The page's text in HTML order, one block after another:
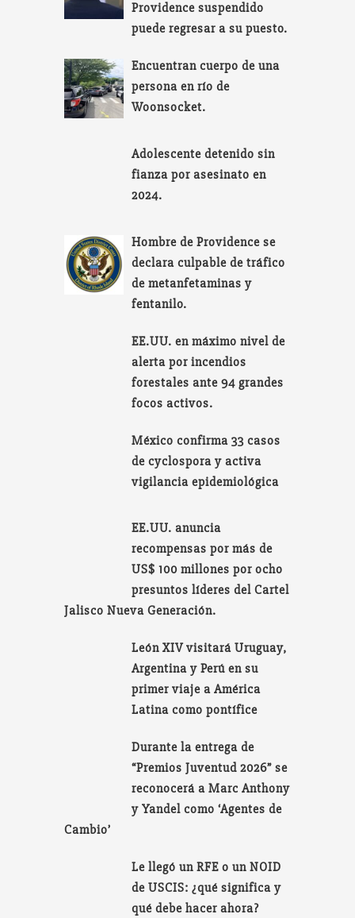
Providence suspendido
puede regresar a su puesto.
Encuentran cuerpo de una
persona en río de
Woonsocket.
Adolescente detenido sin
fianza por asesinato en
2024.
Hombre de Providence se
declara culpable de tráfico
de metanfetaminas y
fentanilo.
EE.UU. en máximo nivel de
alerta por incendios
forestales ante 94 grandes
focos activos.
México confirma 33 casos
de cyclospora y activa
vigilancia epidemiológica
EE.UU. anuncia
recompensas por más de
US$ 100 millones por ocho
presuntos líderes del Cartel
Jalisco Nueva Generación.
León XIV visitará Uruguay,
Argentina y Perú en su
primer viaje a América
Latina como pontífice
Durante la entrega de
“Premios Juventud 2026” se
reconocerá a Marc Anthony
y Yandel como ‘Agentes de
Cambio’
Le llegó un RFE o un NOID
de USCIS: ¿qué significa y
qué debe hacer ahora?